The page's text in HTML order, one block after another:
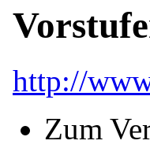
http://
Zum